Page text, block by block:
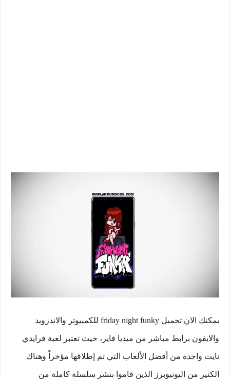
يمكنك الان تحميل friday night funky للكمبيوتر والاندرويد
والايفون برابط مباشر من ميديا فاير، حيث تعتبر لعبة فرايدي
نايت واحدة من أفضل الألعاب التي تم إطلاقها مؤخراً وهناك
الكثير من اليوتيوبرز الذين قاموا بنشر سلسلة كاملة من